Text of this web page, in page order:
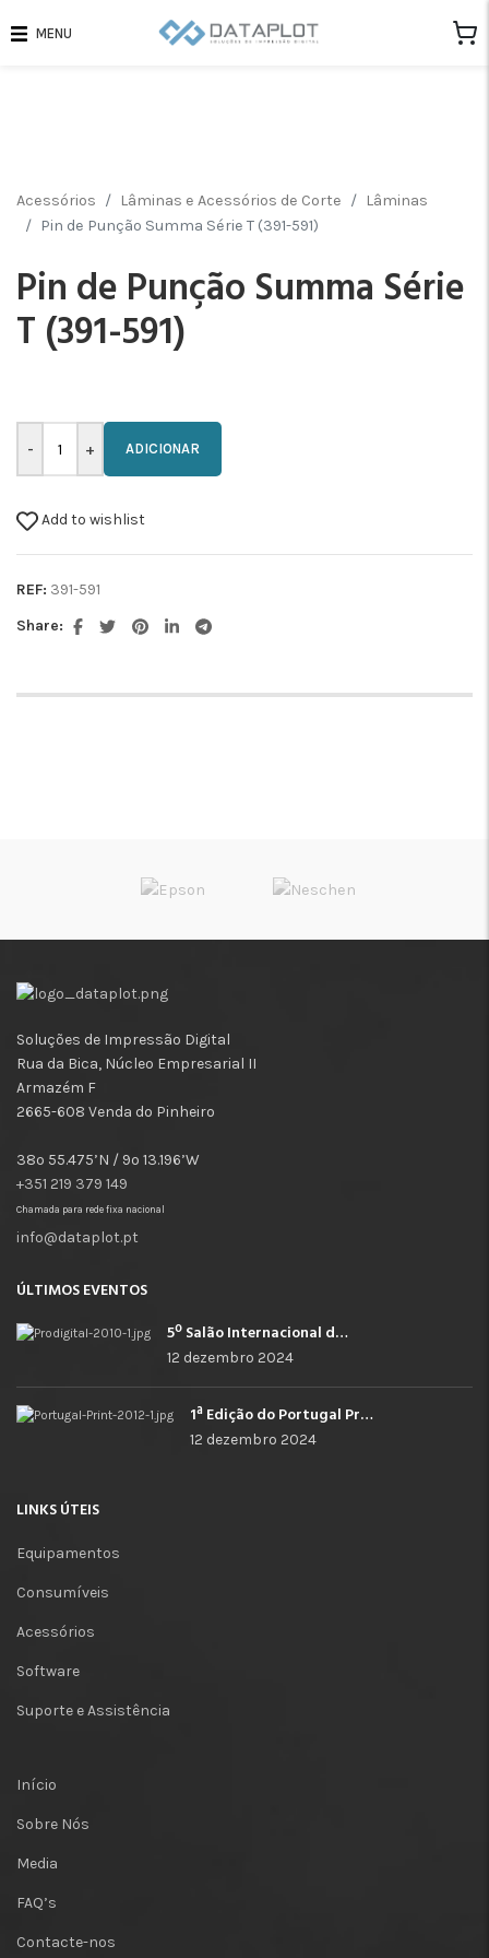
MENU
Acessórios Lâminas e Acessórios de Corte
Lâminas
Pin de Punção Summa Série T (391-591)
Pin de Punção Summa Série
T (391-591)
ADICIONAR
Add to wishlist
REF: 391-591
Share:
Soluções de Impressão Digital
Rua da Bica, Núcleo Empresarial II
Armazém F
2665-608 Venda do Pinheiro
38º 55.475’N / 9º 13.196’W
+351 219 379 149
Chamada para rede fixa nacional
info@dataplot.pt
ÚLTIMOS EVENTOS
5º Salão Internacional de Impressão, Imagem, Comunicação Digital e Têxtil Promocional
12 dezembro 2024
1ª Edição do Portugal Print
12 dezembro 2024
LINKS ÚTEIS
Equipamentos
Consumíveis
Acessórios
Software
Suporte e Assistência
Início
Sobre Nós
Media
FAQ’s
Contacte-nos